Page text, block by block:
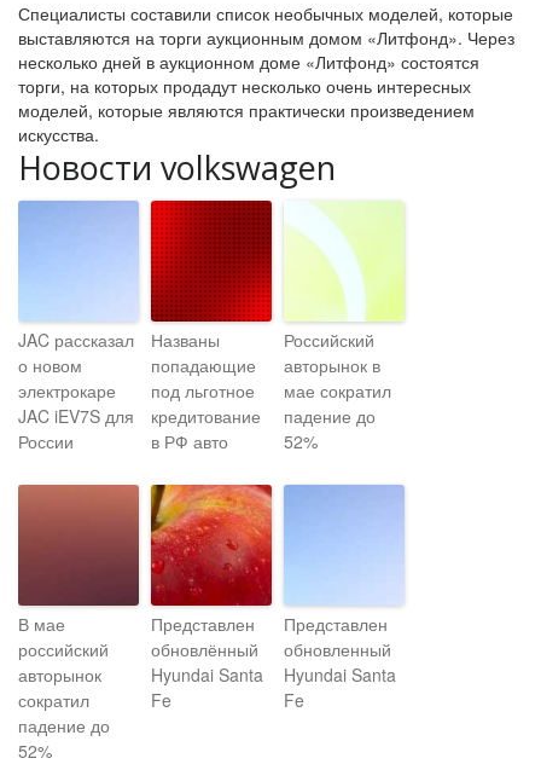
Специалисты составили список необычных моделей, которые
выставляются на торги аукционным домом «Литфонд». Через
несколько дней в аукционном доме «Литфонд» состоятся
торги, на которых продадут несколько очень интересных
моделей, которые являются практически произведением
искусства.
Новости volkswagen
JAC рассказал
о новом
электрокаре
JAC iEV7S для
России
Названы
попадающие
под льготное
кредитование
в РФ авто
Российский
авторынок в
мае сократил
падение до
52%
В мае
российский
авторынок
сократил
падение до
52%
Представлен
обновлённый
Hyundai Santa
Fe
Представлен
обновленный
Hyundai Santa
Fe